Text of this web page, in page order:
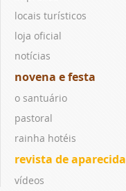
locais turísticos
loja oficial
notícias
novena e festa
o santuário
pastoral
rainha hotéis
revista de aparecida
vídeos